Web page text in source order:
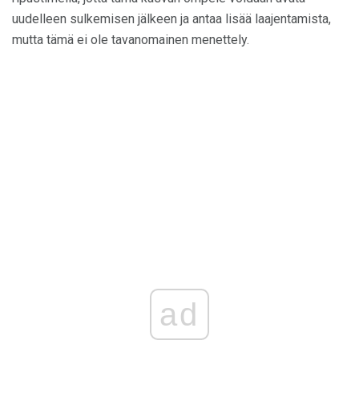
uudelleen sulkemisen jälkeen ja antaa lisää laajentamista,
mutta tämä ei ole tavanomainen menettely.
ad